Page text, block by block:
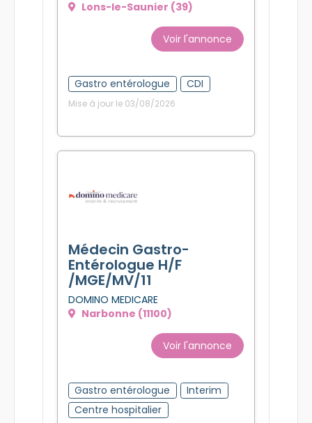
Lons-le-Saunier (39)
Voir l'annonce
Gastro entérologue CDI
Mise à jour le 03/08/2026
Médecin Gastro-
Entérologue H/F
/MGE/MV/11
DOMINO MEDICARE
Narbonne (11100)
Voir l'annonce
Gastro entérologue
Interim
Centre hospitalier